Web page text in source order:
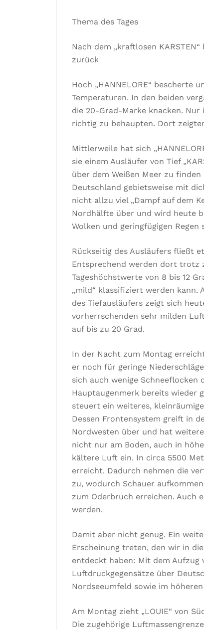
Thema des Tages
Nach dem „kraftlosen
zurück
Hoch „HANNELORE“ bescherte
Temperaturen. In den beiden
die 20-Grad-Marke knacken. Nur
richtig zu behaupten. Dort
Mittlerweile hat sich
sie einem Ausläufer von Tief
über dem Weißen Meer zu
Deutschland gebietsweise mit
nicht allzu viel „Dampf auf dem
Nordhälfte über und wird heute
Wolken und geringfügigen
Rückseitig des Ausläufers fließt
Entsprechend werden dort trotz
Tageshöchstwerte von 8 bis 12
„mild“ klassifiziert werden kann.
des Tiefausläufers zeigt sich
vorherrschenden sehr milden
auf bis zu 20 Grad.
In der Nacht zum Montag
er noch für geringe
sich auch wenige
Hauptaugenmerk bereits wieder
steuert ein weiteres,
Dessen Frontensystem greift in
Nordwesten über und hat
nicht nur am Boden, auch in
kältere Luft ein. In circa 5500
erreicht. Dadurch nehmen die
zu, wodurch Schauer
zum Oderbruch erreichen. Auch
werden.
Damit aber nicht genug. Ein
Erscheinung treten, den wir in
entdeckt haben: Mit dem Aufzug
Luftdruckgegensätze über
Nordseeumfeld sowie im
Am Montag zieht „LOUIE“ von
Die zugehörige